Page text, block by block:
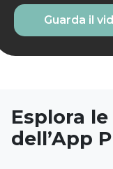
Guarda il
Esplora
dell’App